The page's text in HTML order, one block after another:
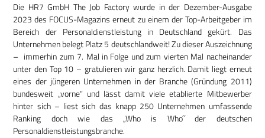
Die HR7 GmbH The Job Factory wurde in der Dezember-Ausgabe
2023 des FOCUS-Magazins erneut zu einem der Top-Arbeitgeber im
Bereich der Personaldienstleistung in Deutschland gekürt. Das
Unternehmen belegt Platz 5 deutschlandweit! Zu dieser Auszeichnung
– immerhin zum 7. Mal in Folge und zum vierten Mal nacheinander
unter den Top 10 – gratulieren wir ganz herzlich. Damit liegt erneut
eines der jüngeren Unternehmen in der Branche (Gründung 2011)
bundesweit „vorne“ und lässt damit viele etablierte Mitbewerber
hinter sich – liest sich das knapp 250 Unternehmen umfassende
Ranking doch wie das „Who is Who˝ der deutschen
Personaldienstleistungsbranche.